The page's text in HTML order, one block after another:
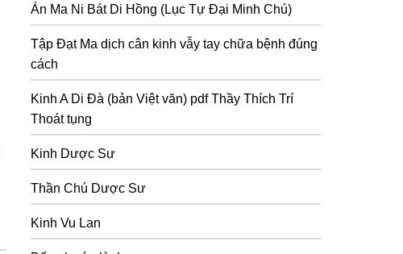
Án Ma Ni Bát Di Hồng (Lục Tự Đại Minh Chú)
Tập Đạt Ma dịch cân kinh vẫy tay chữa bệnh đúng
cách
Kinh A Di Đà (bản Việt văn) pdf Thầy Thích Trí
Thoát tụng
Kinh Dược Sư
Thần Chú Dược Sư
Kinh Vu Lan